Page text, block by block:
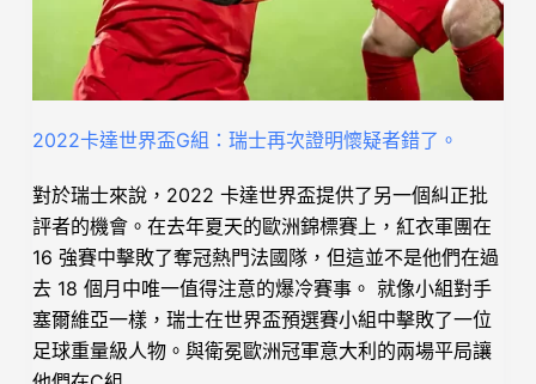
2022卡達世界盃G組：瑞士再次證明懷疑者錯了。
對於瑞士來說，2022 卡達世界盃提供了另一個糾正批
評者的機會。在去年夏天的歐洲錦標賽上，紅衣軍團在
16 強賽中擊敗了奪冠熱門法國隊，但這並不是他們在過
去 18 個月中唯一值得注意的爆冷賽事。 就像小組對手
塞爾維亞一樣，瑞士在世界盃預選賽小組中擊敗了一位
足球重量級人物。與衛冕歐洲冠軍意大利的兩場平局讓